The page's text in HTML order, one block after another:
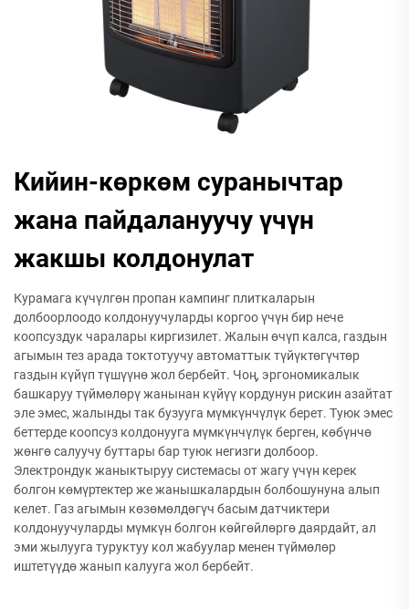
Кийин-көркөм суранычтар
жана пайдалануучу үчүн
жакшы колдонулат
Курамага күчүлгөн пропан кампинг плиткаларын
долбоорлоодо колдонуучуларды коргоо үчүн бир нече
коопсуздук чаралары киргизилет. Жалын өчүп калса, газдын
агымын тез арада токтотуучу автоматтык түйүктөгүчтөр
газдын күйүп түшүүнө жол бербейт. Чоң, эргономикалык
башкаруу түймөлөрү жанынан күйүү кордунун рискин азайтат
эле эмес, жалынды так бузууга мүмкүнчүлүк берет. Туюк эмес
беттерде коопсуз колдонууга мүмкүнчүлүк берген, көбүнчө
жөнгө салуучу буттары бар туюк негизги долбоор.
Электрондук жаныктыруу системасы от жагу үчүн керек
болгон көмүртектер же жанышкалардын болбошунуна алып
келет. Газ агымын көзөмөлдөгүч басым датчиктери
колдонуучуларды мүмкүн болгон көйгөйлөргө даярдайт, ал
эми жылууга туруктуу кол жабуулар менен түймөлөр
иштетүүдө жанып калууга жол бербейт.